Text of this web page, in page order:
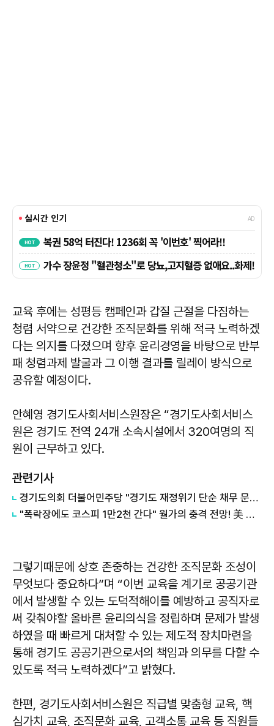
교육 후에는 성평등 캠페인과 갑질 근절을 다짐하는
청렴 서약으로 건강한 조직문화를 위해 적극 노력하겠
다는 의지를 다졌으며 향후 윤리경영을 바탕으로 반부
패 청렴과제 발굴과 그 이행 결과를 릴레이 방식으로
공유할 예정이다.
안혜영 경기도사회서비스원장은 “경기도사회서비스
원은 경기도 전역 24개 소속시설에서 320여명의 직
원이 근무하고 있다.
관련기사
경기도의회 더불어민주당 "경기도 재정위기 단순 채무 문제 아냐"...세수체계 개편 논의
"폭락장에도 코스피 1만2천 간다" 월가의 충격 전망! 美 반도체 15% 관세 폭탄·7조 빚 경기도 세수 전쟁까지
그렇기때문에 상호 존중하는 건강한 조직문화 조성이
무엇보다 중요하다”며 “이번 교육을 계기로 공공기관
에서 발생할 수 있는 도덕적해이를 예방하고 공직자로
써 갖춰야할 올바른 윤리의식을 정립하며 문제가 발생
하였을 때 빠르게 대처할 수 있는 제도적 장치마련을
통해 경기도 공공기관으로서의 책임과 의무를 다할 수
있도록 적극 노력하겠다”고 밝혔다.
한편, 경기도사회서비스원은 직급별 맞춤형 교육, 핵
심가치 교육, 조직문화 교육, 고객소통 교육 등 직원들